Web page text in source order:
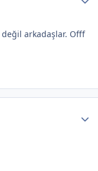
arkadaşlar. Offf